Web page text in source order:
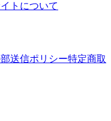
トについて
送信ポリシー特定商取